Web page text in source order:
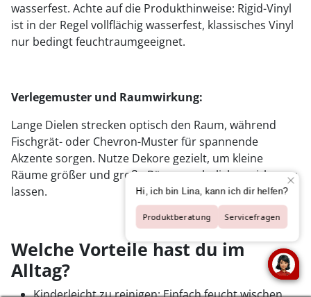
wasserfest. Achte auf die Produkthinweise: Rigid-Vinyl
ist in der Regel vollflächig wasserfest, klassisches Vinyl
nur bedingt feuchtraumgeeignet.
Verlegemuster und Raumwirkung:
Lange Dielen strecken optisch den Raum, während
Fischgrät- oder Chevron-Muster für spannende
Akzente sorgen. Nutze Dekore gezielt, um kleine
Räume größer und große Räume wohnlicher wirken zu
lassen.
Welche Vorteile hast du im
Alltag?